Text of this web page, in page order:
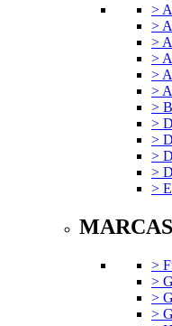
>
>
>
>
>
>
>
>
>
>
>
>
>
>
>
>